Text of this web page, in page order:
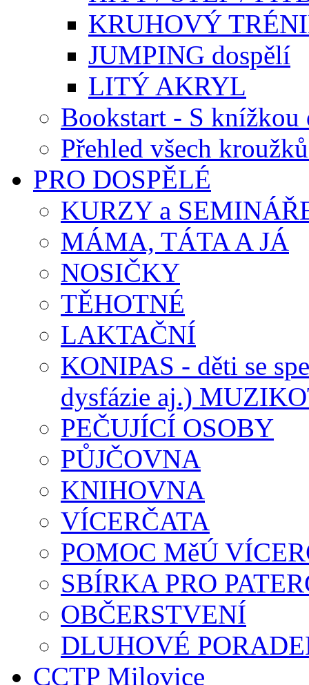
KRUHOVÝ
JUMPING dospělí
LITÝ AKRYL
Bookstart - S knížkou
Přehled všech
PRO DOSPĚLÉ
KURZY a
MÁMA, TÁTA A JÁ
NOSIČKY
TĚHOTNÉ
LAKTAČNÍ
KONIPAS - děti se
dysfázie aj.)
PEČUJÍCÍ OSOBY
PŮJČOVNA
KNIHOVNA
VÍCERČATA
POMOC MěÚ
SBÍRKA PRO
OBČERSTVENÍ
DLUHOVÉ
CCTP Milovice